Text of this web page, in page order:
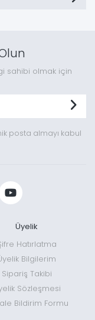
sahibi olmak için
posta almayı kabul
Üyelik
Hatırlatma
Bilgilerim
Sipariş Takibi
Sözleşmesi
Bildirim Formu